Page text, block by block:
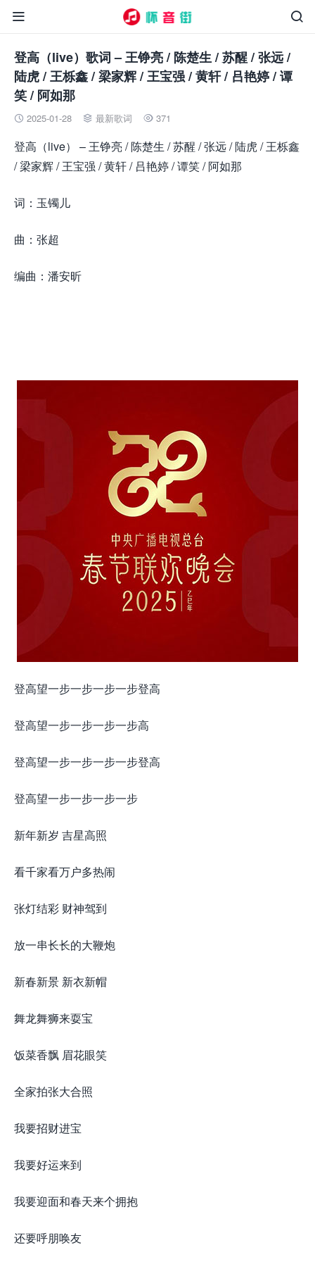


登高（live）歌词 – 王铮亮 / 陈楚生 / 苏醒 / 张远 /
陆虎 / 王栎鑫 / 梁家辉 / 王宝强 / 黄轩 / 吕艳婷 / 谭
笑 / 阿如那
 2025-01-28  最新歌词  371
登高（live） – 王铮亮 / 陈楚生 / 苏醒 / 张远 / 陆虎 / 王栎鑫
/ 梁家辉 / 王宝强 / 黄轩 / 吕艳婷 / 谭笑 / 阿如那
词：玉镯儿
曲：张超
编曲：潘安昕
登高望一步一步一步一步登高
登高望一步一步一步一步高
登高望一步一步一步一步登高
登高望一步一步一步一步
新年新岁 吉星高照
看千家看万户多热闹
张灯结彩 财神驾到
放一串长长的大鞭炮
新春新景 新衣新帽
舞龙舞狮来耍宝
饭菜香飘 眉花眼笑
全家拍张大合照
我要招财进宝
我要好运来到
我要迎面和春天来个拥抱
还要呼朋唤友